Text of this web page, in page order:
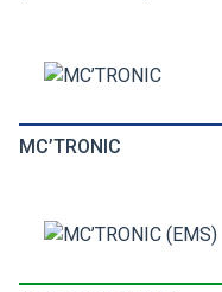
MC’TRONIC